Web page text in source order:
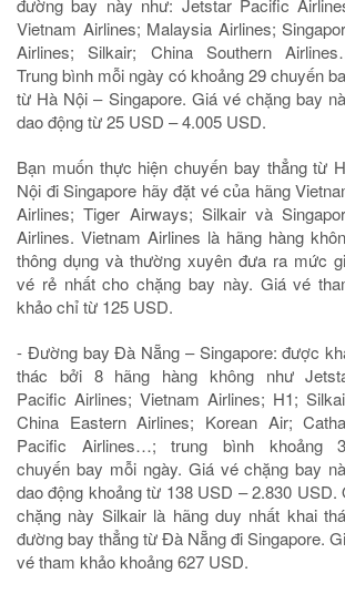
đường bay này như: Jetstar Pacific
Vietnam Airlines; Malaysia Airlines;
Airlines; Silkair; China Southern
Trung bình mỗi ngày có khoảng 29 chuyến
từ Hà Nội – Singapore. Giá vé chặng bay
dao động từ 25 USD – 4.005 USD.
Bạn muốn thực hiện chuyến bay thẳng từ
Nội đi Singapore hãy đặt vé của hãng
Airlines; Tiger Airways; Silkair và
Airlines. Vietnam Airlines là hãng hàng
thông dụng và thường xuyên đưa ra mức
vé rẻ nhất cho chặng bay này. Giá vé
khảo chỉ từ 125 USD.
- Đường bay Đà Nẵng – Singapore: được
thác bởi 8 hãng hàng không như
Pacific Airlines; Vietnam Airlines; H1;
China Eastern Airlines; Korean Air;
Pacific Airlines…; trung bình khoảng
chuyến bay mỗi ngày. Giá vé chặng bay
dao động khoảng từ 138 USD – 2.830 USD.
chặng này Silkair là hãng duy nhất khai
đường bay thẳng từ Đà Nẵng đi Singapore.
vé tham khảo khoảng 627 USD.